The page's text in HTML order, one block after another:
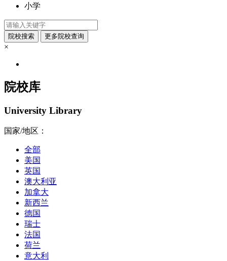
小学
×
院校库
University Library
国家/地区：
全部
美国
英国
澳大利亚
加拿大
新西兰
德国
瑞士
法国
荷兰
意大利